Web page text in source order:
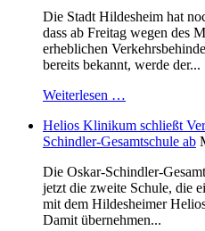
Die Stadt Hildesheim hat
dass ab Freitag wegen des
erheblichen
bereits bekannt, werde der...
Weiterlesen …
Helios Klinikum schließt
Schindler-Gesamtschule ab
Die Oskar-Schindler-
jetzt die zweite Schule, die
mit dem Hildesheimer
Damit übernehmen...